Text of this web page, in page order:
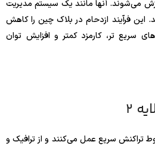
می‌شوند. آنها مانند یک سیستم مدیریت
فرآیند ازدحام در بلاک چین را کاهش
سریع تر، کارمزد کمتر و افزایش توان
2
عنوان خطوط تراکنش سریع عمل می‌کنند و از ترافیک و